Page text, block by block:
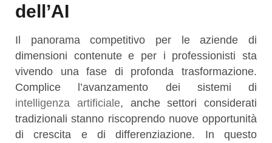
dell’AI
Il panorama competitivo per le aziende di
dimensioni contenute e per i professionisti sta
vivendo una fase di profonda trasformazione.
Complice l’avanzamento dei sistemi di
intelligenza artificiale, anche settori considerati
tradizionali stanno riscoprendo nuove opportunità
di crescita e di differenziazione. In questo